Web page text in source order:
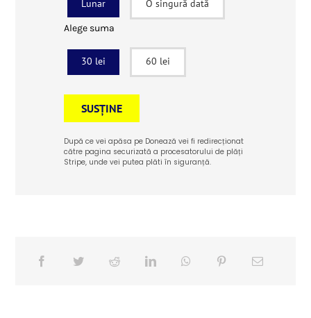
Lunar O singură dată
Alege suma
30 lei 60 lei
SUSȚINE
După ce vei apăsa pe Donează vei fi redirecționat
către pagina securizată a procesatorului de plăți
Stripe, unde vei putea plăti în siguranță.